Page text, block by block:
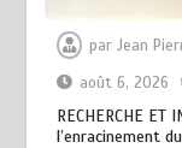
parJean
août 6, 2026
RECHERCHE ET
l’enracinement